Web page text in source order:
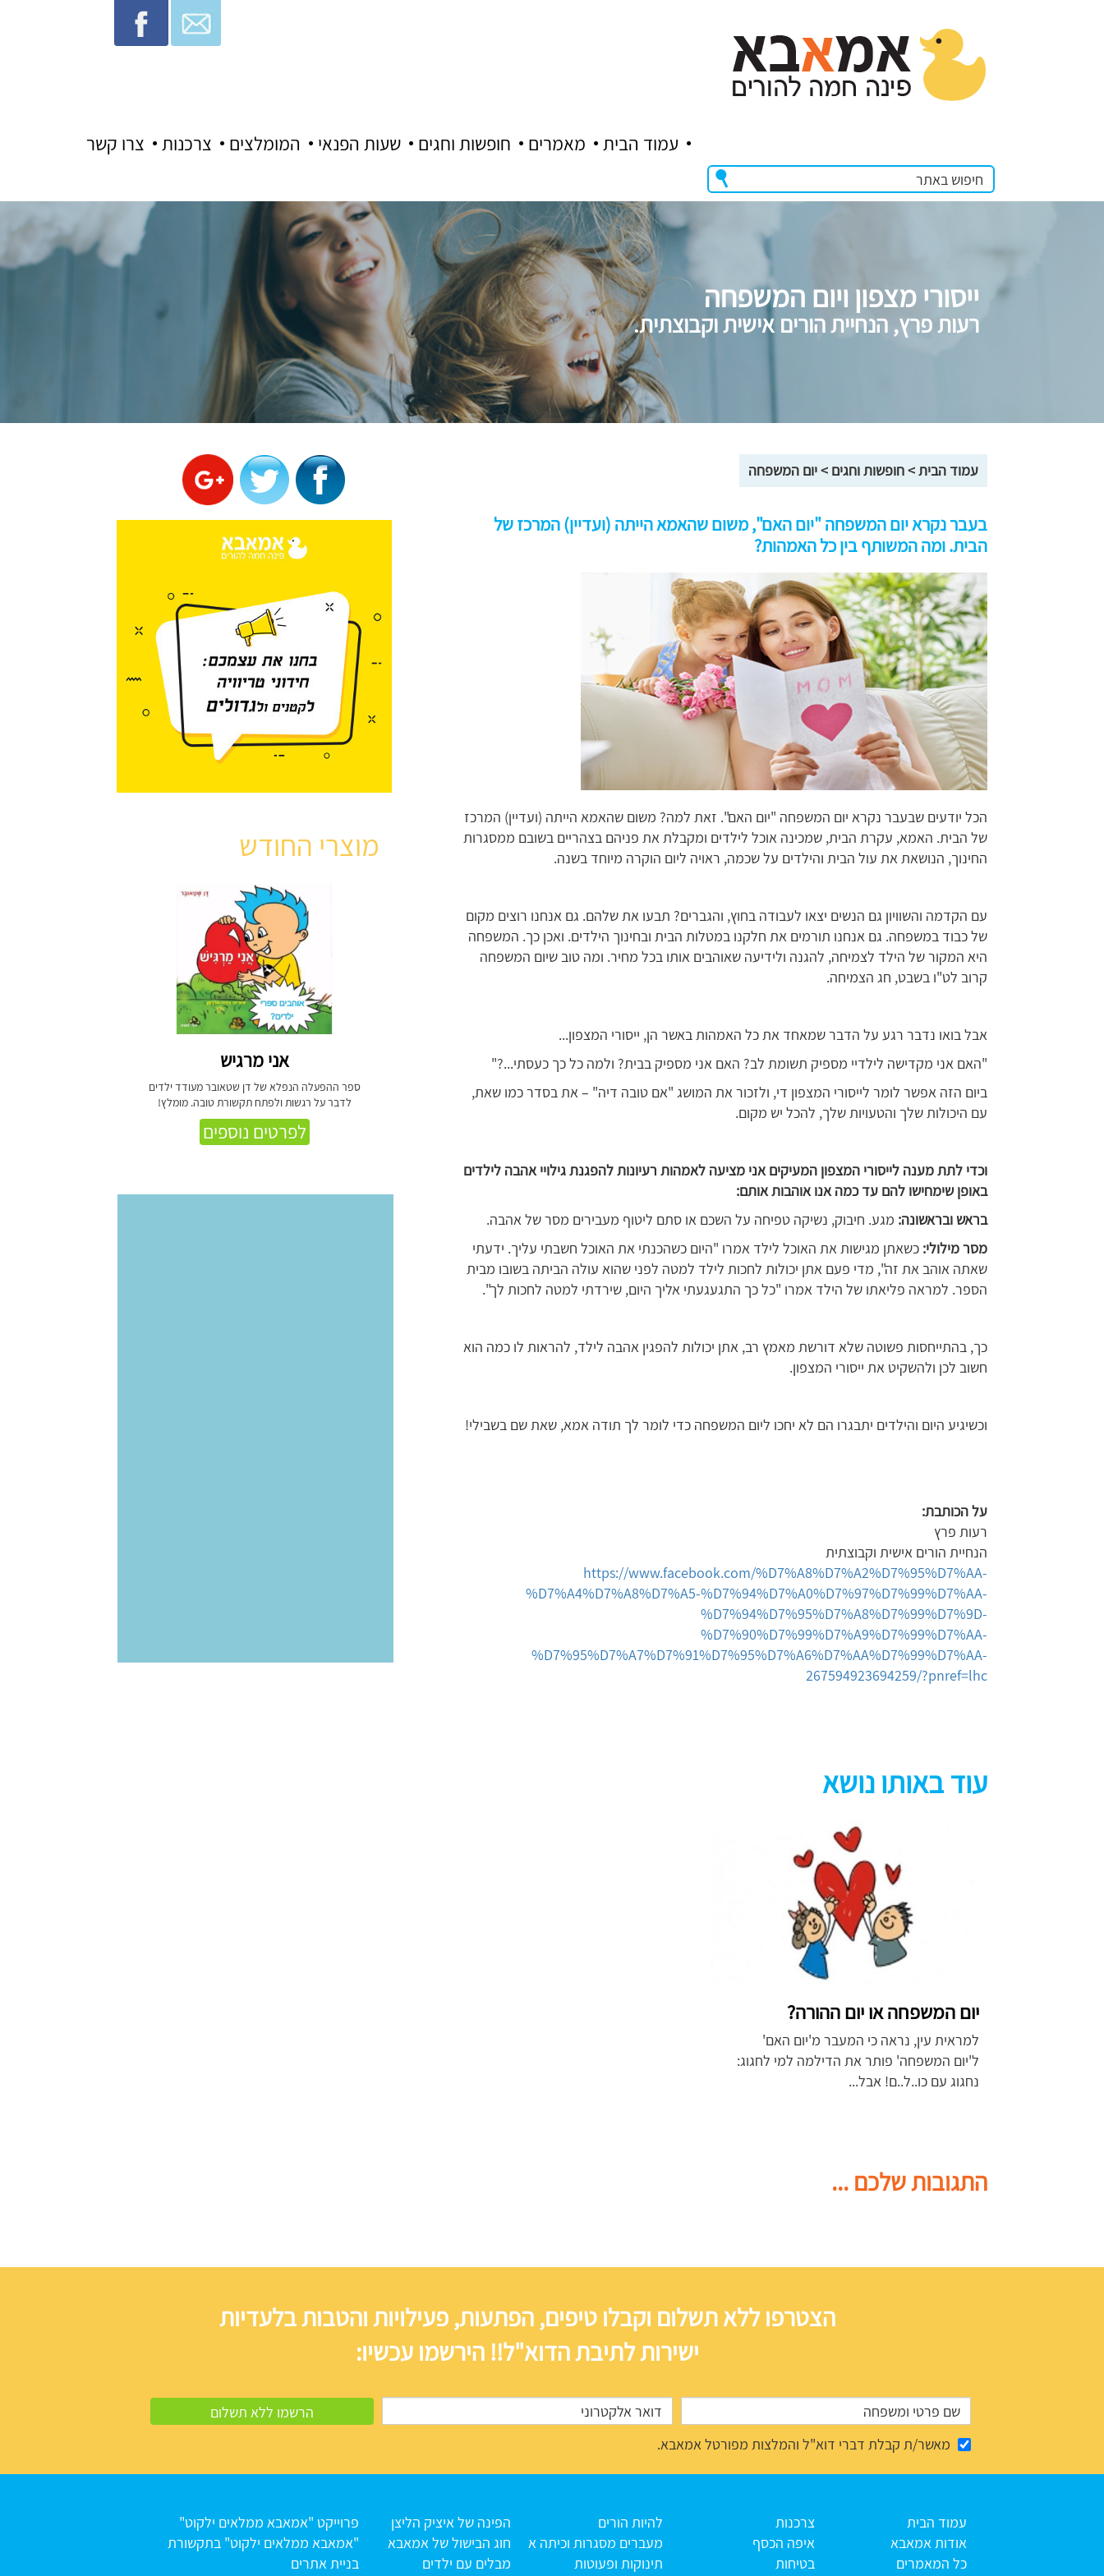
צרו קשר צרכנות המומלצים שעות הפנאי חופשות וחגים מאמרים עמוד הבית
ייסורי מצפון ויום המשפחה
רעות פרץ, הנחיית הורים אישית וקבוצתית.
עמוד הבית>חופשות וחגים >יום המשפחה
בעבר נקרא יום המשפחה "יום האם", משום שהאמא הייתה (ועדיין) המרכז של
הבית. ומה המשותף בין כל האמהות?
הכל יודעים שבעבר נקרא יום המשפחה "יום האם". זאת למה? משום שהאמא הייתה (ועדיין) המרכז
של הבית. האמא, עקרת הבית, שמכינה אוכל לילדים ומקבלת את פניהם בצהריים בשובם ממסגרות
החינוך, הנושאת את עול הבית והילדים על שכמה, ראויה ליום הוקרה מיוחד בשנה.
עם הקדמה והשוויון גם הנשים יצאו לעבודה בחוץ, והגברים? תבעו את שלהם. גם אנחנו רוצים מקום
של כבוד במשפחה. גם אנחנו תורמים את חלקנו במטלות הבית ובחינוך הילדים. ואכן כך. המשפחה
היא המקור של הילד לצמיחה, להגנה ולידיעה שאוהבים אותו בכל מחיר. ומה טוב שיום המשפחה
קרוב לט"ו בשבט, חג הצמיחה.
אבל בואו נדבר רגע על הדבר שמאחד את כל האמהות באשר הן, ייסורי המצפון...
"האם אני מקדישה לילדיי מספיק תשומת לב? האם אני מספיק בבית? ולמה כל כך כעסתי...?"
ביום הזה אפשר לומר לייסורי המצפון די, ולזכור את המושג "אם טובה דיה" – את בסדר כמו שאת,
עם היכולות שלך והטעויות שלך, להכל יש מקום.
וכדי לתת מענה לייסורי המצפון המעיקים אני מציעה לאמהות רעיונות להפגנת גילויי אהבה לילדים
באופן שימחישו להם עד כמה אנו אוהבות אותם:
בראש ובראשונה: מגע. חיבוק, נשיקה טפיחה על השכם או סתם ליטוף מעבירים מסר של אהבה.
מסר מילולי: כשאתן מגישות את האוכל לילד אמרו "היום כשהכנתי את האוכל חשבתי עליך. ידעתי
שאתה אוהב את זה", מדי פעם אתן יכולות לחכות לילד למטה לפני שהוא עולה הביתה בשובו מבית
הספר. למראה פליאתו של הילד אמרו "כל כך התגעגעתי אליך היום, שירדתי למטה לחכות לך".
כך, בהתייחסות פשוטה שלא דורשת מאמץ רב, אתן יכולות להפגין אהבה לילד, להראות לו כמה הוא
חשוב לכן ולהשקיט את ייסורי המצפון.
וכשיגיע היום והילדים יתבגרו הם לא יחכו ליום המשפחה כדי לומר לך תודה אמא, שאת שם בשבילי!
על הכותבת:
רעות פרץ
הנחיית הורים אישית וקבוצתית
https://www.facebook.com/%D7%A8%D7%A2%D7%95%D7%AA-
%D7%A4%D7%A8%D7%A5-%D7%94%D7%A0%D7%97%D7%99%D7%AA-
%D7%94%D7%95%D7%A8%D7%99%D7%9D-
%D7%90%D7%99%D7%A9%D7%99%D7%AA-
%D7%95%D7%A7%D7%91%D7%95%D7%A6%D7%AA%D7%99%D7%AA-
267594923694259/?pnref=lhc
עוד באותו נושא
יום המשפחה או יום ההורה?
למראית עין, נראה כי המעבר מ'יום האם'
ל'יום המשפחה' פותר את הדילמה למי לחגוג:
נחגוג עם כו..ל..ם! אבל...
התגובות שלכם ...
מוצרי החודש
אני מרגיש
ספר ההפעלה הנפלא של דן שטאובר מעודד ילדים
לדבר על רגשות ולפתח תקשורת טובה. מומלץ!
לפרטים נוספים
הצטרפו ללא תשלום וקבלו טיפים, הפתעות, פעילויות והטבות בלעדיות
ישירות לתיבת הדוא"ל!! הירשמו עכשיו:
מאשר/ת קבלת דברי דוא"ל והמלצות מפורטל אמאבא.
עמוד הבית
אודות אמאבא
כל המאמרים
צרכנות
איפה הכסף
בטיחות
להיות הורים
מעברים מסגרות וכיתה א
תינוקות ופעוטות
הפינה של איציק הליצן
חוג הבישול של אמאבא
מבלים עם ילדים
פרוייקט "אמאבא ממלאים ילקוט"
"אמאבא ממלאים ילקוט" בתקשורת
בניית אתרים